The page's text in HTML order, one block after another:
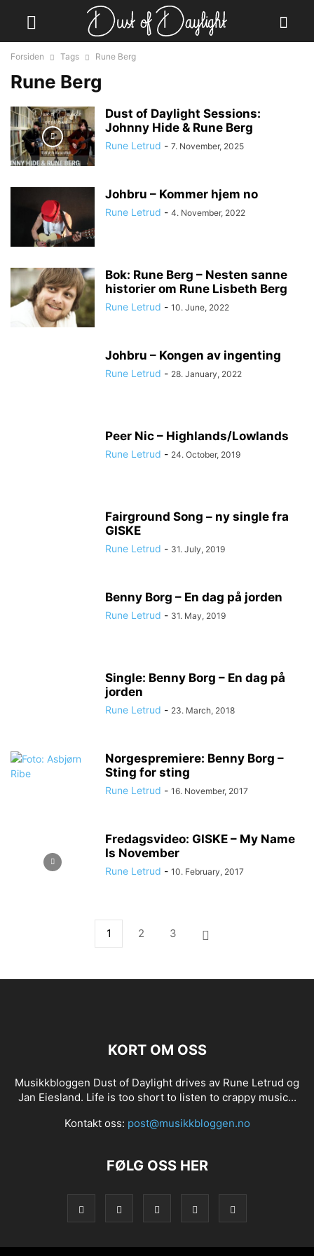
Forsiden Tags Rune Berg
Rune Berg
Dust of Daylight Sessions:
Johnny Hide & Rune Berg
Rune Letrud - 7. November, 2025
Johbru – Kommer hjem no
Rune Letrud - 4. November, 2022
Bok: Rune Berg – Nesten sanne
historier om Rune Lisbeth Berg
Rune Letrud - 10. June, 2022
Johbru – Kongen av ingenting
Rune Letrud - 28. January, 2022
Peer Nic – Highlands/Lowlands
Rune Letrud - 24. October, 2019
Fairground Song – ny single fra
GISKE
Rune Letrud - 31. July, 2019
Benny Borg – En dag på jorden
Rune Letrud - 31. May, 2019
Single: Benny Borg – En dag på
jorden
Rune Letrud - 23. March, 2018
Norgespremiere: Benny Borg –
Sting for sting
Rune Letrud - 16. November, 2017
Fredagsvideo: GISKE – My Name
Is November
Rune Letrud - 10. February, 2017
1 2 3
KORT OM OSS
Musikkbloggen Dust of Daylight drives av Rune Letrud og
Jan Eiesland. Life is too short to listen to crappy music...
Kontakt oss: post@musikkbloggen.no
FØLG OSS HER